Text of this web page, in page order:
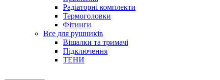
Радіаторні комплекти
Термоголовки
Фітинги
Все для рушників
Вішалки та тримачі
Підключення
ТЕНИ